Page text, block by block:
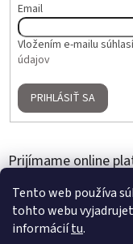
Tento web používa
tohto webu
informáciítu.
Email
Vložením e-mailu
údajov
PRIHLÁSIŤ SA
Prijímame online